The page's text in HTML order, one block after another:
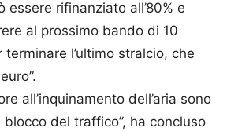
essere rifinanziato all’80% e
al prossimo bando di 10
l’ultimo stralcio, che
all’inquinamento dell’aria sono
del traffico”, ha concluso